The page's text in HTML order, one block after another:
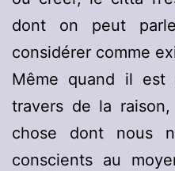
dont on peut
considérer comme
Même quand il
travers de la raison,
chose dont nous
conscients au